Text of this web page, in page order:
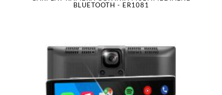
BLUETOOTH - ER1081